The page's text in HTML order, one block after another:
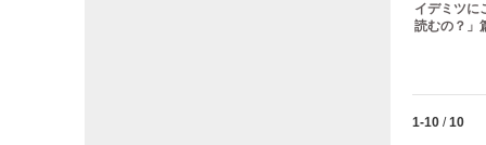
イデミツに
読むの？」
Currently
1-10 / 10